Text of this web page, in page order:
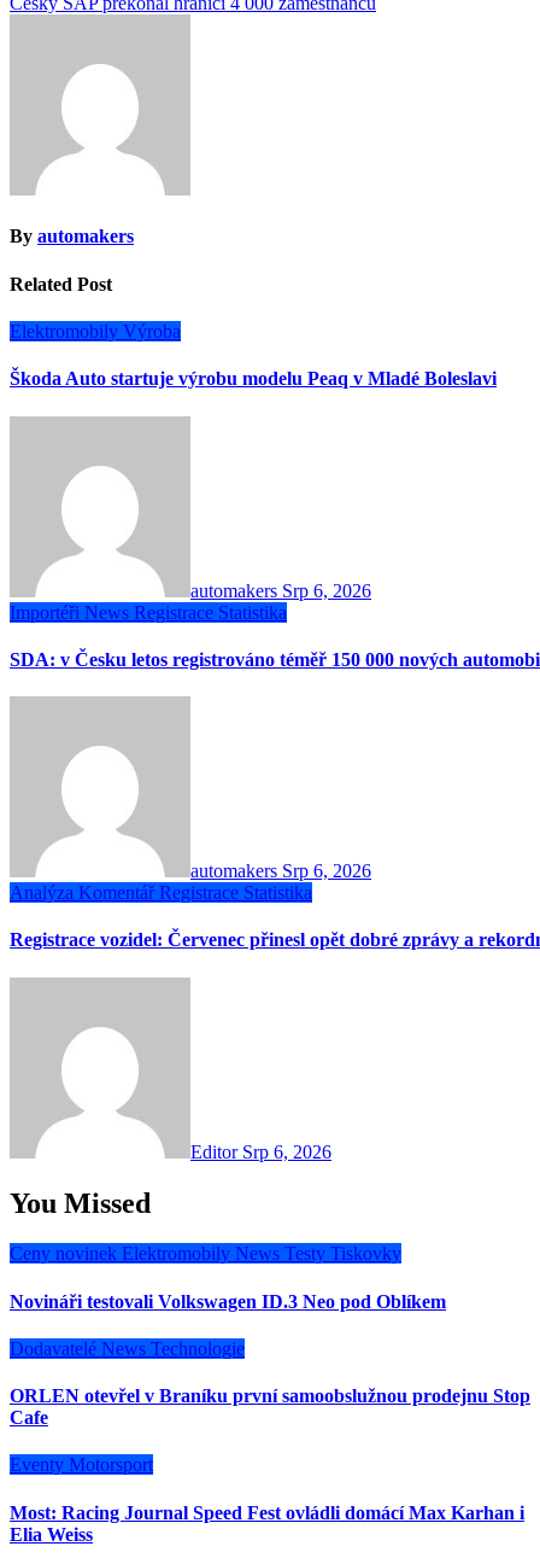
pro
By automakers
Related Post
Elektromobily Výroba
Škoda Auto startuje výrobu modelu Peaq v Mladé Boleslavi
automakers Srp 6, 2026
Importéři News Registrace Statistika
SDA: v Česku letos registrováno téměř 150 000 nových
automakers Srp 6, 2026
Analýza Komentář Registrace Statistika
Registrace vozidel: Červenec přinesl opět dobré zprávy a
Editor Srp 6, 2026
You Missed
Ceny novinek Elektromobily News Testy Tiskovky
Novináři testovali Volkswagen ID.3 Neo pod Oblíkem
Dodavatelé News Technologie
ORLEN otevřel v Braníku první samoobslužnou prodejnu Stop
Cafe
Eventy Motorsport
Most: Racing Journal Speed Fest ovládli domácí Max Karhan i
Elia Weiss